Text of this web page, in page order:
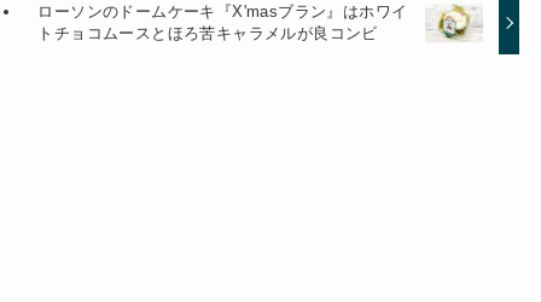
ローソンのドームケーキ『X'masブラン』はホワイ
トチョコムースとほろ苦キャラメルが良コンビ